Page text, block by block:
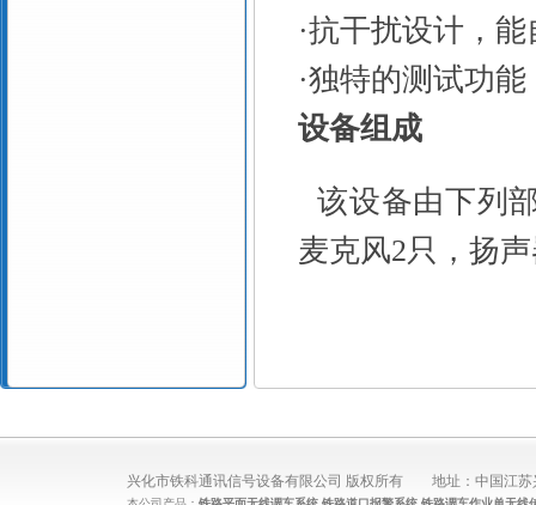
·抗干扰设计，
·独特的测试功
设备组成
该设备由下列
麦克风2只，扬
兴化市铁科通讯信号设备有限公司 版权所有 地址：中国江